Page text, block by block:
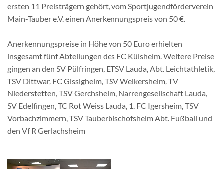
ersten 11 Preisträgern gehört, vom Sportjugendförderverein
Main-Tauber e.V. einen Anerkennungspreis von 50 €.
Anerkennungspreise in Höhe von 50 Euro erhielten
insgesamt fünf Abteilungen des FC Külsheim. Weitere Preise
gingen an den SV Pülfringen, ETSV Lauda, Abt. Leichtathletik,
TSV Dittwar, FC Gissigheim, TSV Weikersheim, TV
Niederstetten, TSV Gerchsheim, Narrengesellschaft Lauda,
SV Edelfingen, TC Rot Weiss Lauda, 1. FC Igersheim, TSV
Vorbachzimmern, TSV Tauberbischofsheim Abt. Fußball und
den Vf R Gerlachsheim